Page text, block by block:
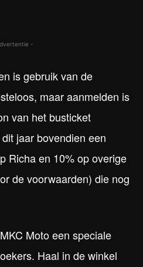
-
is gebruik van de
maar aanmelden is
van het busticket
jaar bovendien een
Richa en 10% op overige
de voorwaarden) die nog
Moto een speciale
Haal in de winkel